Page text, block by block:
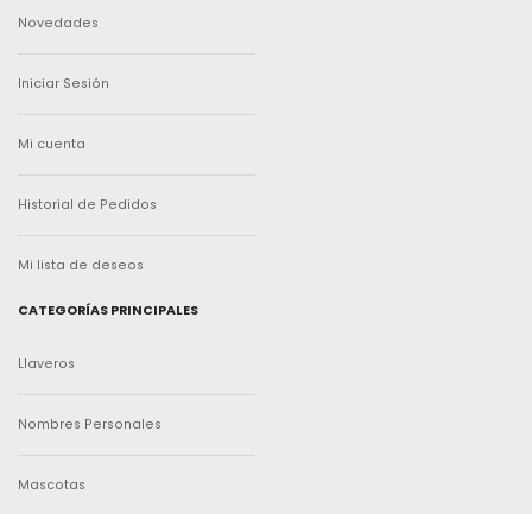
Novedades
Iniciar Sesión
Mi cuenta
Historial de Pedidos
Mi lista de deseos
CATEGORÍAS PRINCIPALES
Llaveros
Nombres Personales
Mascotas